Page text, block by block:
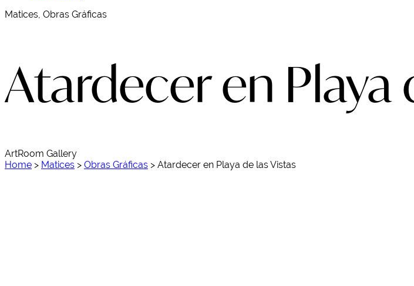
Matices, Obras Gráficas
Atardecer en Playa
ArtRoom Gallery
Home > Matices > Obras Gráficas > Atardecer en Playa de las Vistas